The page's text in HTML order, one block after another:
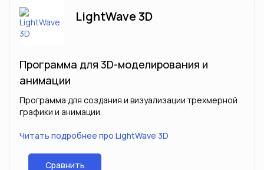
LightWave 3D
Программа для 3D-моделирования и
анимации
Программа для создания и визуализации трехмерной
графики и анимации.
Читать подробнее про LightWave 3D
Сравнить